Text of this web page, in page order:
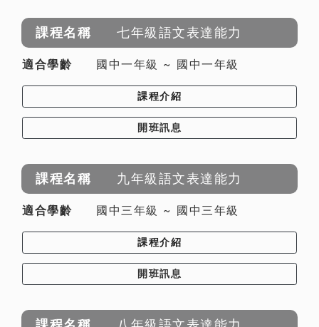
七年級語文表達能力
國中一年級 ~ 國中一年級
課程介紹
開班訊息
九年級語文表達能力
國中三年級 ~ 國中三年級
課程介紹
開班訊息